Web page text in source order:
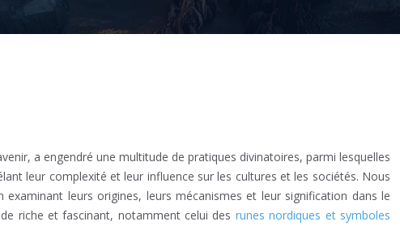
a engendré une multitude de pratiques divinatoires, parmi lesquelles
leur complexité et leur influence sur les cultures et les sociétés. Nous
leurs origines, leurs mécanismes et leur signification dans le
riche et fascinant, notamment celui des runes nordiques et symboles